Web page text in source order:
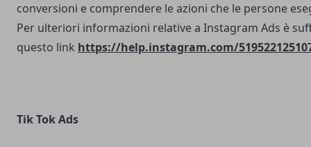
conversioni e comprendere le azioni che le persone
Per ulteriori informazioni relative a Instagram Ads è
questo link https://help.instagram.com/
Tik Tok Ads